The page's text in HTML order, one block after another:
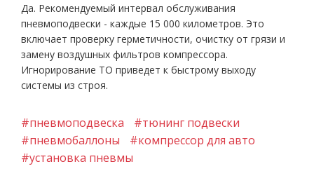
Да. Рекомендуемый интервал обслуживания
пневмоподвески - каждые 15 000 километров. Это
включает проверку герметичности, очистку от грязи и
замену воздушных фильтров компрессора.
Игнорирование ТО приведет к быстрому выходу
системы из строя.
#пневмоподвеска
#тюнинг подвески
#пневмобаллоны
#компрессор для авто
#установка пневмы